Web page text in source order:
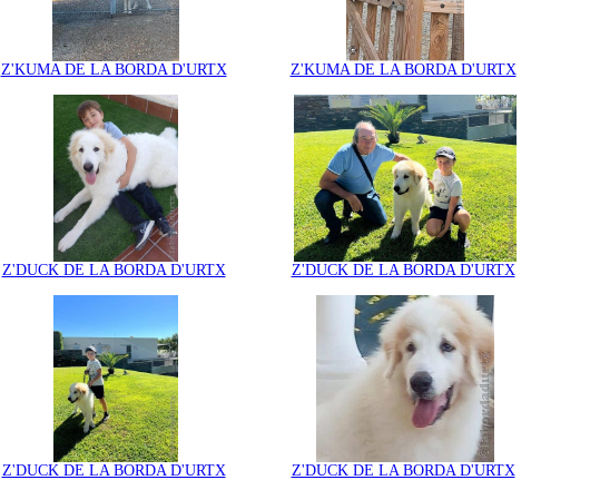
Z'KUMA DE LA BORDA D'URTX Z'KUMA DE LA BORDA D'URTX
Z'DUCK DE LA BORDA D'URTX Z'DUCK DE LA BORDA D'URTX
Z'DUCK DE LA BORDA D'URTX Z'DUCK DE LA BORDA D'URTX